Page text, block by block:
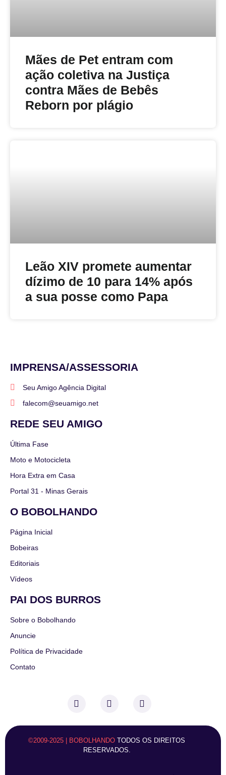
Mães de Pet entram com
ação coletiva na Justiça
contra Mães de Bebês
Reborn por plágio
Leão XIV promete aumentar
dízimo de 10 para 14% após
a sua posse como Papa
IMPRENSA/ASSESSORIA
Seu Amigo Agência Digital
falecom@seuamigo.net
REDE SEU AMIGO
Última Fase
Moto e Motocicleta
Hora Extra em Casa
Portal 31 - Minas Gerais
O BOBOLHANDO
Página Inicial
Bobeiras
Editoriais
Vídeos
PAI DOS BURROS
Sobre o Bobolhando
Anuncie
Política de Privacidade
Contato
©2009-2025 | BOBOLHANDO TODOS OS DIREITOS
RESERVADOS.